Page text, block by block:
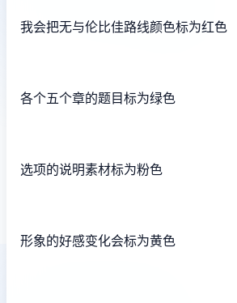
我会把无与伦比佳路线颜色标为红色
各个五个章的题目标为绿色
选项的说明素材标为粉色
形象的好感变化会标为黄色